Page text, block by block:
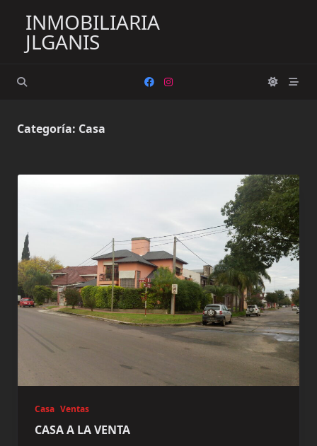
contenido
INMOBILIARIA
JLGANIS
Categoría: Casa
Casa Ventas
CASA A LA VENTA